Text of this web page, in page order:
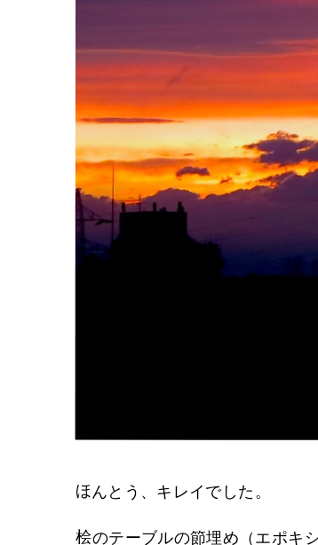
ほんとう、キレイでした。
桧のテーブルの節埋め（エポキ